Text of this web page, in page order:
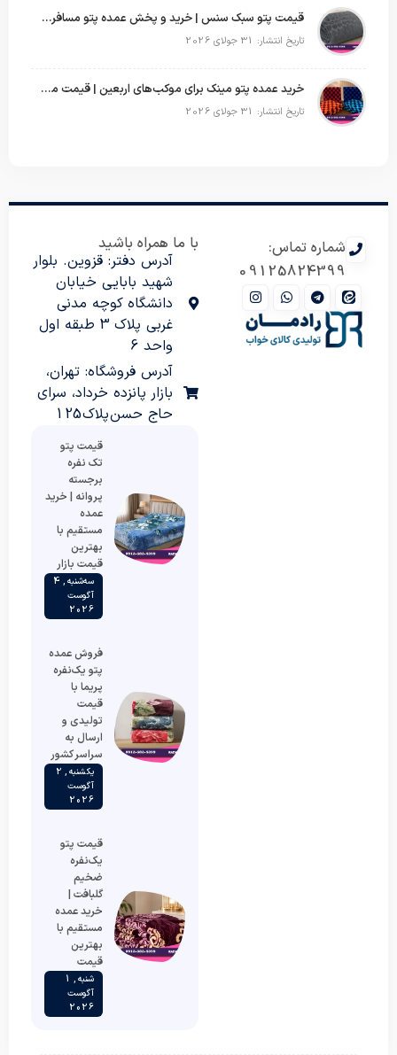
قیمت پتو سبک سنس | خرید و پخش عمده پتو مسافرتی Sense
تاریخ انتشار: 31 جولای 2026
خرید عمده پتو مینک برای موکب‌های اربعین | قیمت مناسب و ارسال سریع
تاریخ انتشار: 31 جولای 2026
شماره تماس:
09125824399
با ما همراه باشید
آدرس دفتر: قزوین. بلوار
شهید بابایی خیابان
دانشگاه کوچه مدنی
غربی پلاک 3 طبقه اول
واحد 6
آدرس فروشگاه: تهران،
بازار پانزده خرداد، سرای
حاج حسن پلاک 125
قیمت پتو
تک نفره
برجسته
پروانه | خرید
عمده
مستقیم با
بهترین
قیمت بازار
سه‌شنبه , 4
آگوست
2026
فروش عمده
پتو یک‌نفره
پریما با
قیمت
تولیدی و
ارسال به
سراسر کشور
یکشنبه , 2
آگوست
2026
قیمت پتو
یک‌نفره
ضخیم
گلبافت |
خرید عمده
مستقیم با
بهترین
قیمت
شنبه , 1
آگوست
2026